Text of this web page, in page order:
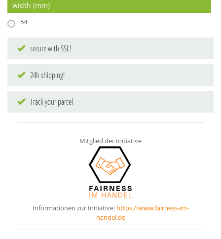
width (mm)
54
secure with SSL!
24h shipping!
Track your parcel
Mitglied der Initiative
Informationen zur Initiative: https://www.fairness-im-
handel.de